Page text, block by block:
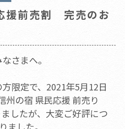
援前売割 完売のお
さまへ。
限定で、2021年5月12日
州の宿 県民応援 前売り
したが、大変ご好評につ